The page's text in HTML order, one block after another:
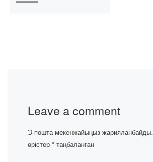
Leave a comment
Э-пошта мекенжайыңыз жарияланбайды.
өрістер * таңбаланған